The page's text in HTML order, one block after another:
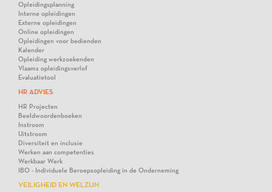
Opleidingsplanning
Interne opleidingen
Externe opleidingen
Online opleidingen
Opleidingen voor bedienden
Kalender
Opleiding werkzoekenden
Vlaams opleidingsverlof
Evaluatietool
HR ADVIES
HR Projecten
Beeldwoordenboeken
Instroom
Uitstroom
Diversiteit en inclusie
Werken aan competenties
Werkbaar Werk
IBO - Individuele Beroepsopleiding in de Onderneming
VEILIGHEID EN WELZIJN